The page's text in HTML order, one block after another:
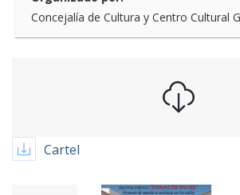
Concejalía de Cultura y Centro Cultural
Cartel